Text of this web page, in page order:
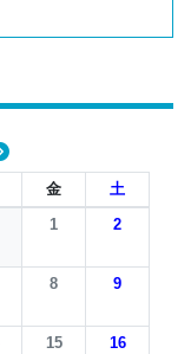
金
土
1 2
8 9
15 16